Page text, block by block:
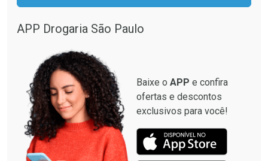
APP Drogaria São Paulo
Baixe o APP e confira
ofertas e descontos
exclusivos para você!